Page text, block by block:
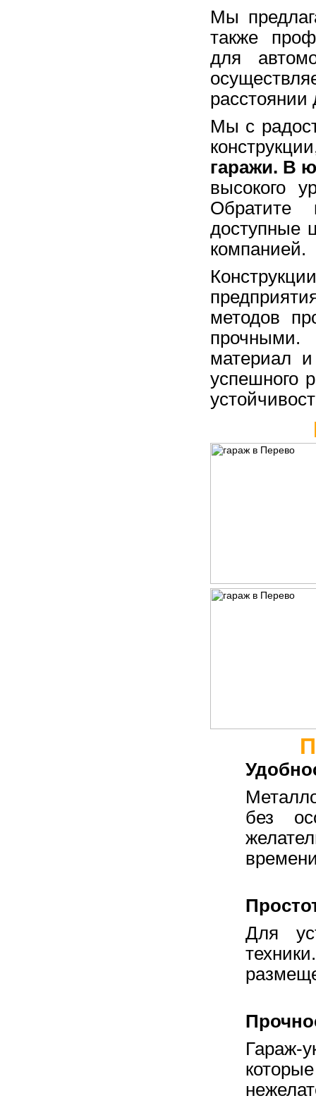
Мы
также
для
расстоянии
Мы с
гаражи. В
высокого
Обратите
доступные
компанией.
методов
прочными.
материал
успешного
без
Для
Гараж-